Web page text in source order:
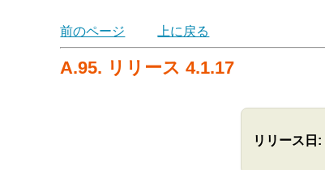
前のページ
上に戻る
A.95. リリース 4.1.17
リリース日: